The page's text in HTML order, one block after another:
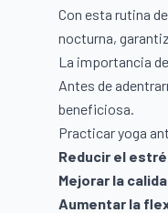
Con esta rutina de
nocturna,
La importancia
Antes de
beneficiosa.
Practicar yoga
Reducir el
Mejorar la
Aumentar la